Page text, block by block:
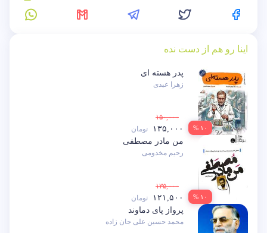
اینا رو هم از دست نده
۱۰ %
پدر هسته ای
زهرا عبدی
۱۵۰,۰۰۰
۱۳۵,۰۰۰ تومان
۱۰ %
من مادر مصطفی
رحیم مخدومی
۱۳۵,۰۰۰
۱۲۱,۵۰۰ تومان
پرواز پای دماوند
محمد حسین علی جان زاده